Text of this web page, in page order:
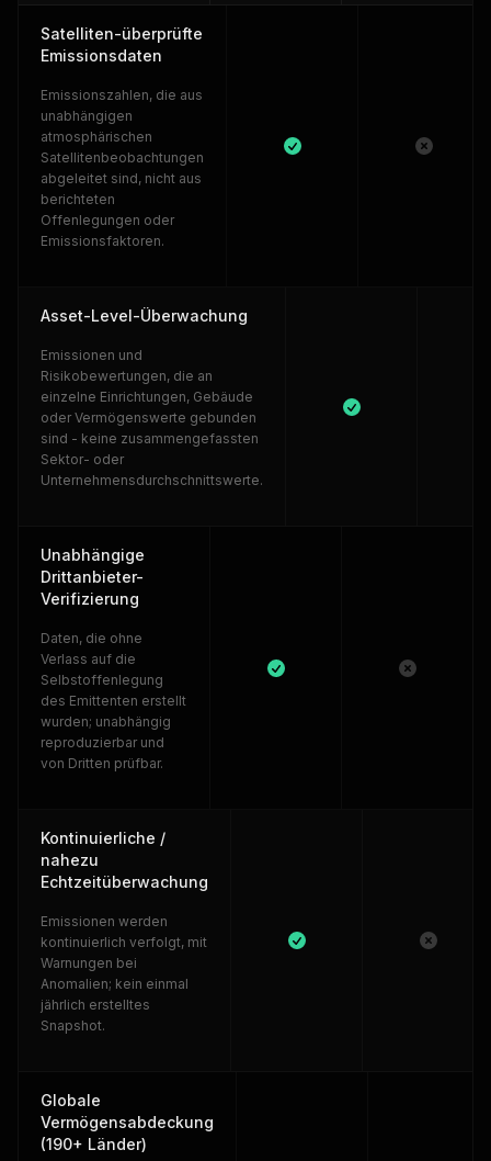
Satelliten-überprüfte
Emissionsdaten
Emissionszahlen, die aus
unabhängigen
atmosphärischen
Satellitenbeobachtungen
abgeleitet sind, nicht aus
berichteten
Offenlegungen oder
Emissionsfaktoren.
Asset-Level-Überwachung
Emissionen und
Risikobewertungen, die an
einzelne Einrichtungen, Gebäude
oder Vermögenswerte gebunden
sind - keine zusammengefassten
Sektor- oder
Unternehmensdurchschnittswerte.
Unabhängige
Drittanbieter-
Verifizierung
Daten, die ohne
Verlass auf die
Selbstoffenlegung
des Emittenten erstellt
wurden; unabhängig
reproduzierbar und
von Dritten prüfbar.
Kontinuierliche /
nahezu
Echtzeitüberwachung
Emissionen werden
kontinuierlich verfolgt, mit
Warnungen bei
Anomalien; kein einmal
jährlich erstelltes
Snapshot.
Globale
Vermögensabdeckung
(190+ Länder)